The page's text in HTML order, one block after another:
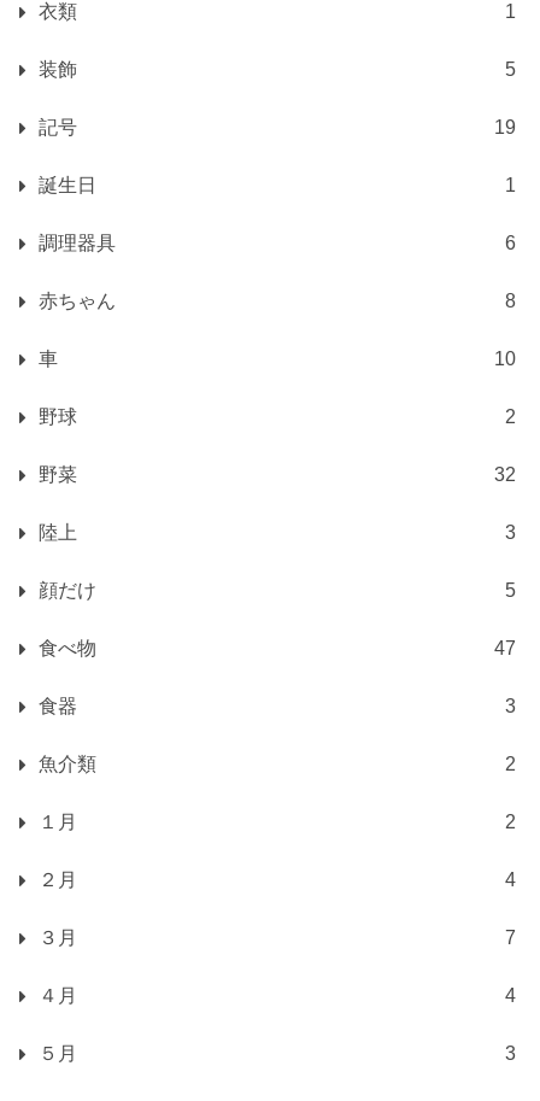
衣類 1
装飾 5
記号 19
誕生日 1
調理器具 6
赤ちゃん 8
車 10
野球 2
野菜 32
陸上 3
顔だけ 5
食べ物 47
食器 3
魚介類 2
１月 2
２月 4
３月 7
４月 4
５月 3